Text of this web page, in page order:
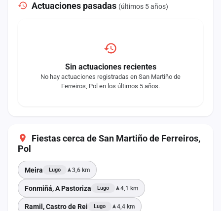
Actuaciones pasadas (últimos 5 años)
Sin actuaciones recientes
No hay actuaciones registradas en San Martiño de
Ferreiros, Pol en los últimos 5 años.
Fiestas cerca de San Martiño de Ferreiros,
Pol
Meira Lugo 3,6 km
Fonmiñá, A Pastoriza Lugo 4,1 km
Ramil, Castro de Rei Lugo 4,4 km